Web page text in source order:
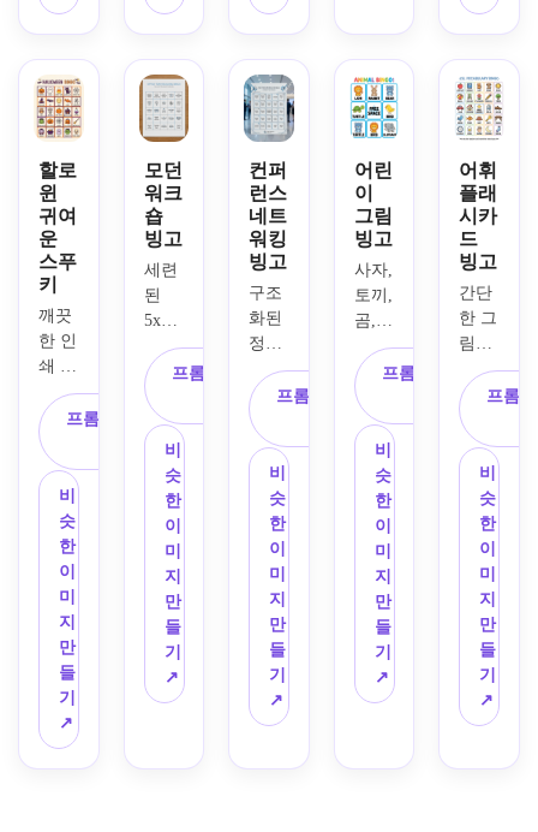
읽기
쉬운
크고
타이
포그
래피,
연필,
책,
사과,
자,
가위,
배낭,
별과
같은
귀여
운 학
교 테
마 아
이콘,
밝은
기본
색상,
흰색
배경,
균형
잡힌
간격,
어린
이 친
화적
인 워
색상
악센
트,
깨끗
한 흰
색 배
경,
교사
친화
적인
워크
시트
구성,
형 사
이의
명확
한 간
차분
한 교
실 분
위기,
최소
한의
장식,
한 고
세련
타일
의 아
기 아
이콘,
블러
쉬 핑
크,
크림,
옅은
파란
색 팔
레트,
둥근
우아
이포
그래
피,
통풍
이 잘
되는
구성,
부드
러운
조명
효과,
매력
적인
인쇄
한 파
한 세
리프
제목,
미니
멀리
스트
구성,
깨끗
한 흰
색 공
간,
부드
러운
종이
질감,
세련
된 고
급 이
벤트
분위
읽을
수 있
는 정
사각
형 라
가능
품,
진저
브레
드,
스타
킹,
나무,
사탕
지팡
이,
포장
선물
을 포
함한
한 휴
일 일
러스
트레
이션,
풍부
한 빨
간색
과 녹
색 팔
레트,
눈 같
은 악
센트,
하고
할로
윈
귀여
운
스푸
키
깨끗
한 인
쇄 가
능한
그리
드,
호박,
박쥐,
사탕,
유령,
검은
고양
이,
달과
같은
가족
친화
적인
아이
프롬프트 복
비
슷
한
이
미
지
만
들
기
↗
모던
워크
숍
빙고
세련
된
5x5
그리
드,
파란
색과
회색
기업
팔레
미묘
한 아
이콘
악센
깔끔
한 세
프롬프트 복
비
슷
한
이
미
지
만
들
기
↗
컨퍼
런스
네트
워킹
빙고
구조
화된
정사
각형
그리
드,
현대
적인
기업
브랜
딩 스
타일,
추상
적인
기하
학적
악센
트,
중립
프롬프트 복
비
슷
한
이
미
지
만
들
기
↗
어린
이
그림
빙고
사자,
토끼,
곰,
거북
이,
새,
코끼
리와
같은
귀여
운 동
물 아
이콘
으로
채워
진 다
채로
운 그
프롬프트 복
비
슷
한
이
미
지
만
들
기
↗
어휘
플래
시카
드
빙고
간단
한 그
림이
그려
진 객
체와
명확
한 단
어 라
벨을
결합
ESL
어휘
빙고
카드
디자
인,
한 교
프롬
비
슷
한
이
미
지
만
들
기
↗